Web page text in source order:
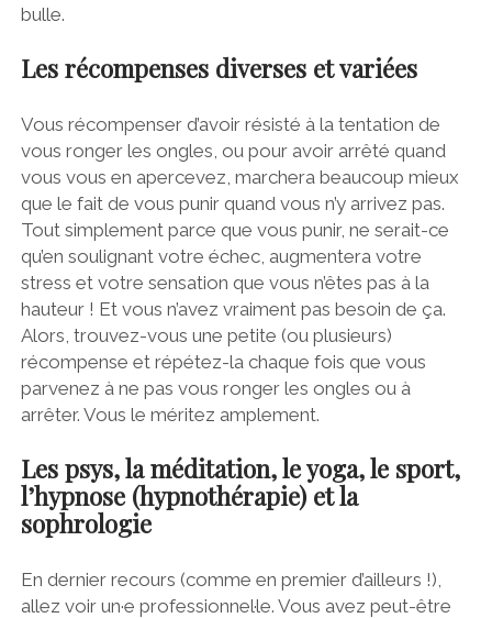
bulle.
Les récompenses diverses et variées
Vous récompenser d’avoir résisté à la tentation de
vous ronger les ongles, ou pour avoir arrêté quand
vous vous en apercevez, marchera beaucoup mieux
que le fait de vous punir quand vous n’y arrivez pas.
Tout simplement parce que vous punir, ne serait-ce
qu’en soulignant votre échec, augmentera votre
stress et votre sensation que vous n’êtes pas à la
hauteur ! Et vous n’avez vraiment pas besoin de ça.
Alors, trouvez-vous une petite (ou plusieurs)
récompense et répétez-la chaque fois que vous
parvenez à ne pas vous ronger les ongles ou à
arrêter. Vous le méritez amplement.
Les psys, la méditation, le yoga, le sport,
l’hypnose (hypnothérapie) et la
sophrologie
En dernier recours (comme en premier d’ailleurs !),
allez voir un·e professionnel·le. Vous avez peut-être